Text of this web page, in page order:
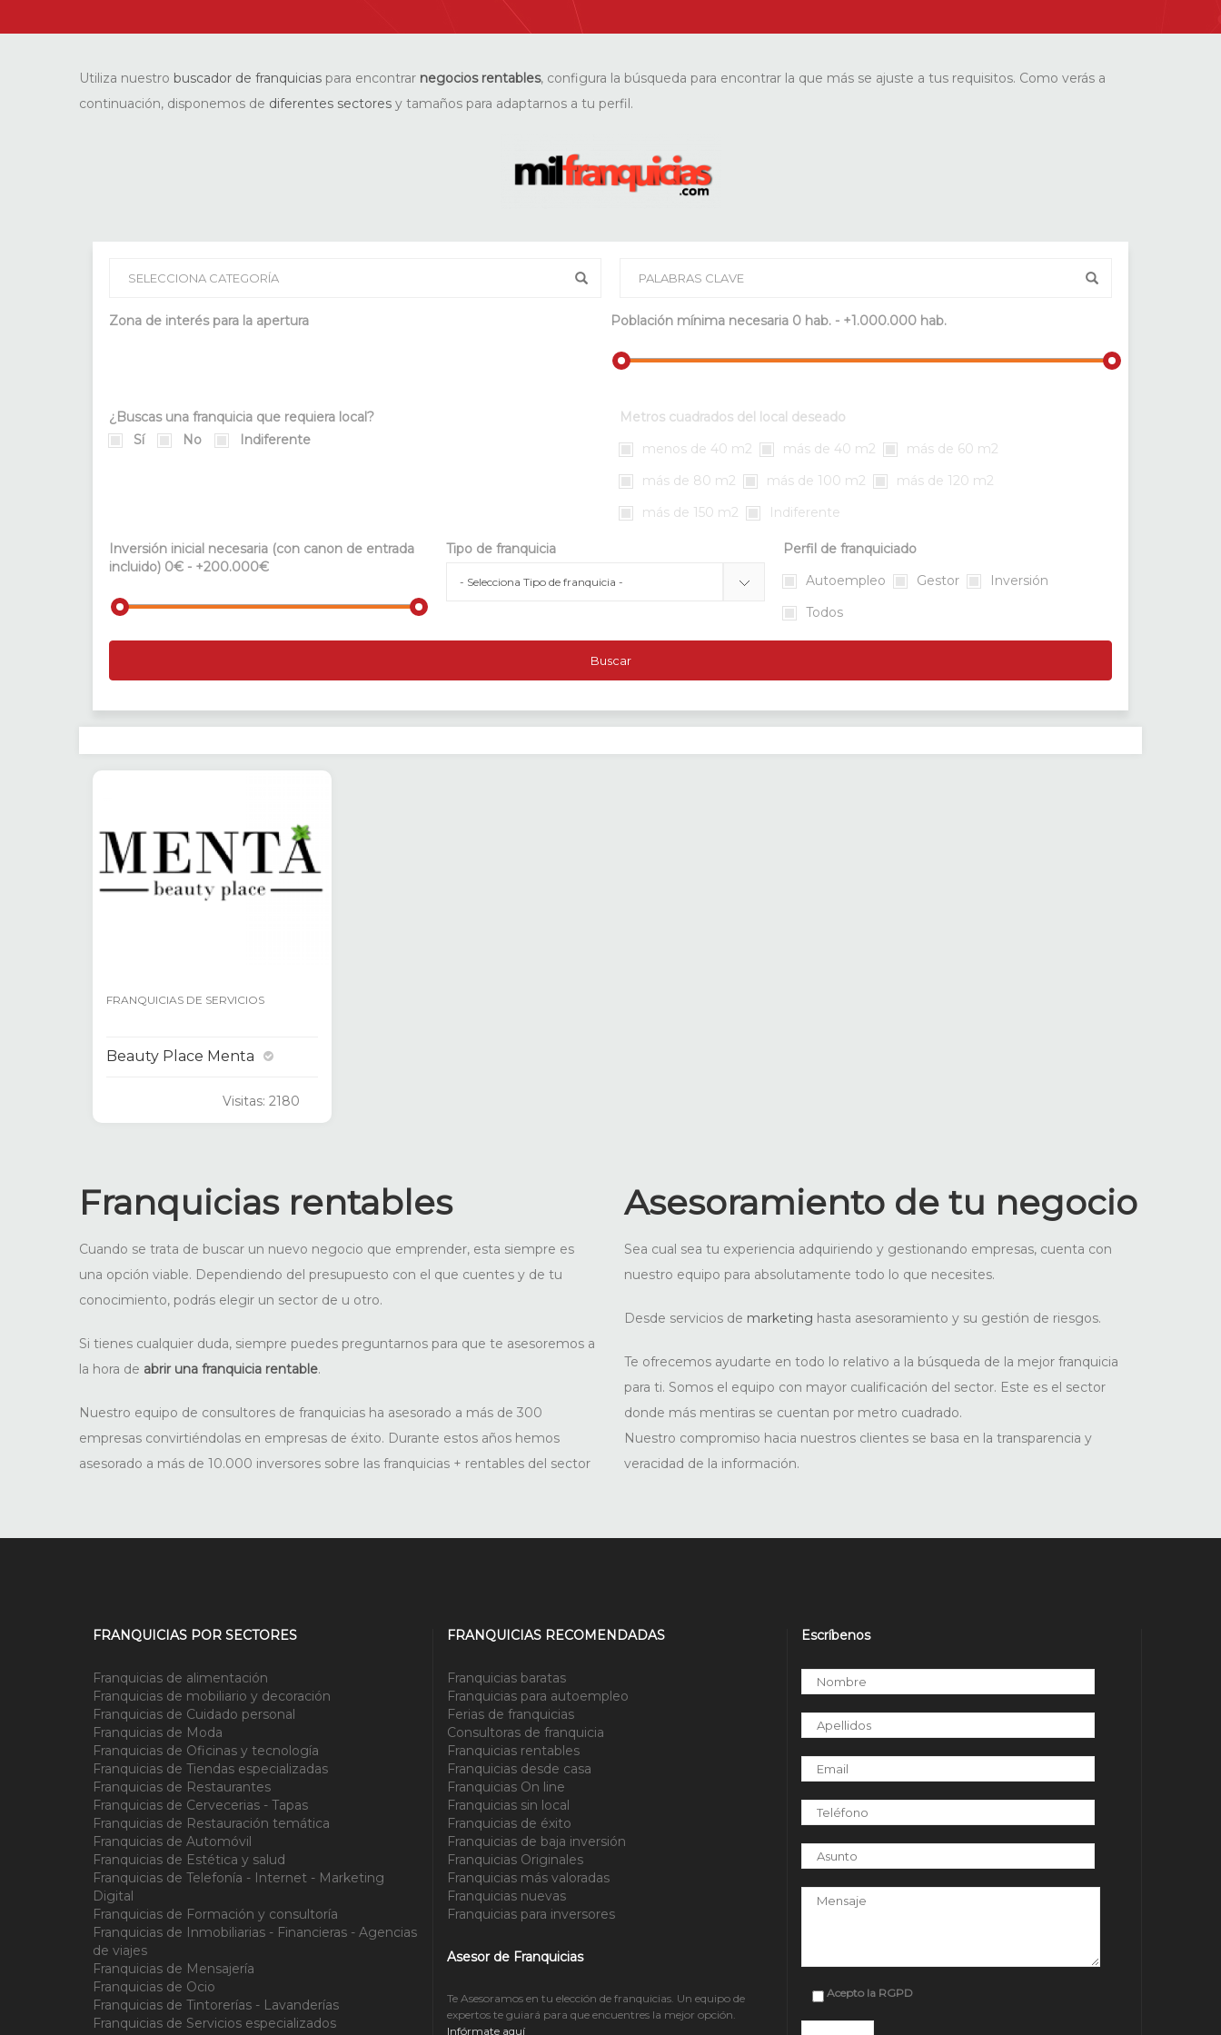
Utiliza nuestro buscador de franquicias para encontrar negocios rentables, configura la búsqueda para encontrar la que más se ajuste a tus requisitos. Como verás a
continuación, disponemos de diferentes sectores y tamaños para adaptarnos a tu perfil.
Zona de interés para la apertura Población mínima necesaria 0 hab. - +1.000.000 hab.
¿Buscas una franquicia que requiera local?
Sí
No Indiferente
Metros cuadrados del local deseado
menos de 40 m2
más de 40 m2
más de 60 m2
más de 80 m2
más de 100 m2
más de 120 m2
más de 150 m2
Indiferente
Inversión inicial necesaria (con canon de entrada
incluido) 0€ - +200.000€
Tipo de franquicia
Perfil de franquiciado
Autoempleo
Gestor
Inversión
Todos
Buscar
FRANQUICIAS DE SERVICIOS
Beauty Place Menta
Visitas: 2180
Franquicias rentables
Cuando se trata de buscar un nuevo negocio que emprender, esta siempre es
una opción viable. Dependiendo del presupuesto con el que cuentes y de tu
conocimiento, podrás elegir un sector de u otro.
Si tienes cualquier duda, siempre puedes preguntarnos para que te asesoremos a
la hora de abrir una franquicia rentable.
Nuestro equipo de consultores de franquicias ha asesorado a más de 300
empresas convirtiéndolas en empresas de éxito. Durante estos años hemos
asesorado a más de 10.000 inversores sobre las franquicias + rentables del sector
Asesoramiento de tu negocio
Sea cual sea tu experiencia adquiriendo y gestionando empresas, cuenta con
nuestro equipo para absolutamente todo lo que necesites.
Desde servicios de marketing hasta asesoramiento y su gestión de riesgos.
Te ofrecemos ayudarte en todo lo relativo a la búsqueda de la mejor franquicia
para ti. Somos el equipo con mayor cualificación del sector. Este es el sector
donde más mentiras se cuentan por metro cuadrado.
Nuestro compromiso hacia nuestros clientes se basa en la transparencia y
veracidad de la información.
FRANQUICIAS POR SECTORES
Franquicias de alimentación
Franquicias de mobiliario y decoración
Franquicias de Cuidado personal
Franquicias de Moda
Franquicias de Oficinas y tecnología
Franquicias de Tiendas especializadas
Franquicias de Restaurantes
Franquicias de Cervecerias - Tapas
Franquicias de Restauración temática
Franquicias de Automóvil
Franquicias de Estética y salud
Franquicias de Telefonía - Internet - Marketing
Digital
Franquicias de Formación y consultoría
Franquicias de Inmobiliarias - Financieras - Agencias
de viajes
Franquicias de Mensajería
Franquicias de Ocio
Franquicias de Tintorerías - Lavanderías
Franquicias de Servicios especializados
FRANQUICIAS RECOMENDADAS
Franquicias baratas
Franquicias para autoempleo
Ferias de franquicias
Consultoras de franquicia
Franquicias rentables
Franquicias desde casa
Franquicias On line
Franquicias sin local
Franquicias de éxito
Franquicias de baja inversión
Franquicias Originales
Franquicias más valoradas
Franquicias nuevas
Franquicias para inversores
Asesor de Franquicias
Te Asesoramos en tu elección de franquicias. Un equipo de
expertos te guiará para que encuentres la mejor opción.
Infórmate aquí
Escríbenos
Por favor, deja este campo vacío.
Acepto la RGPD